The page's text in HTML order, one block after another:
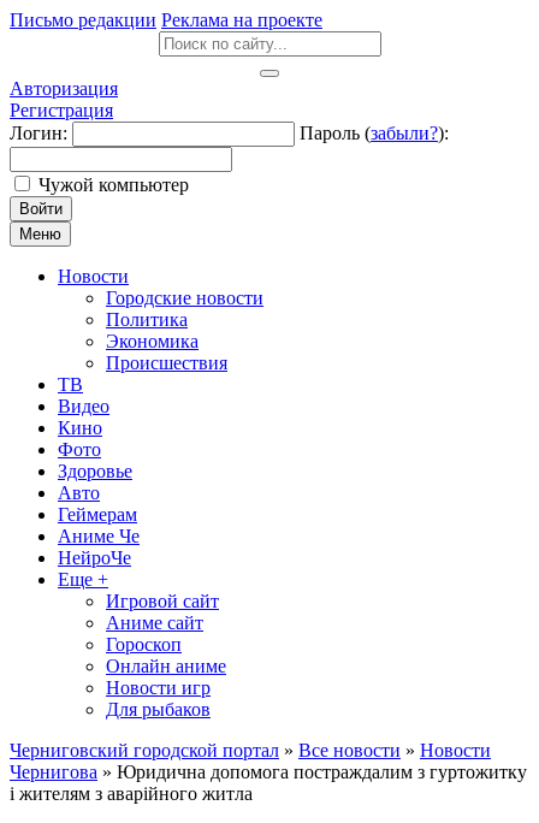
Письмо редакции Реклама на проекте
Авторизация
Регистрация
Логин:
Пароль (забыли?):
Чужой компьютер
Войти
Меню
Новости
Городские новости
Политика
Экономика
Происшествия
ТВ
Видео
Кино
Фото
Здоровье
Авто
Геймерам
Аниме Че
НейроЧе
Еще +
Игровой сайт
Аниме сайт
Гороскоп
Онлайн аниме
Новости игр
Для рыбаков
Черниговский городской портал » Все новости » Новости
Чернигова » Юридична допомога постраждалим з гуртожитку
і жителям з аварійного житла